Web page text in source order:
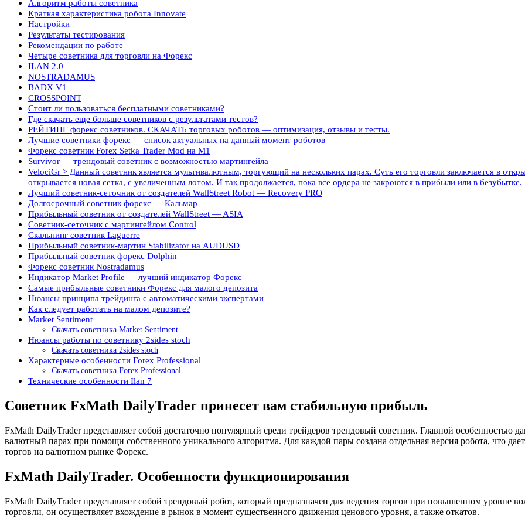
Алгоритм работы советника
Краткая характеристика робота Innovate
Настройки
Результаты тестирования
Рекомендации по работе
Четыре советника для торговли на Форекс
ILAN 2.0
NOSTRADAMUS
BADX V1
CROSSPOINT
Стоит ли пользоваться бесплатными советниками?
Где скачать еще больше советников с результатами тестов?
РЕЙТИНГ форекс советников. СКАЧАТЬ торговых роботов — оптимизация, отзывы и тесты.
Лучшие советники форекс — список актуальных на данный момент роботов
Форекс советник Forex Setka Trader Mod на М1
Survivor — трендовый советник с возможностью мартингейла
VelociGr > Данный советник является мультивалютным, торгующий на нескольких парах. Суть его торговли заключается в
открывается новая сетка, с увеличенным лотом. И так продолжается, пока все ордера не закроются в прибыли или в безубытке.
Лучший советник-сеточник от создателей WallStreet Robot — Recovery PRO
Долгосрочный советник форекс — Кальмар
Прибыльный советник от создателей WallStreet — ASIA
Советник-сеточник с мартингейлом Control
Скальпинг советник Laguerre
Прибыльный советник-мартин Stabilizator на AUDUSD
Прибыльный советник форекс Dolphin
Форекс советник Nostradamus
Индикатор Market Profile — лучший индикатор Форекс
Самые прибыльные советники Форекс для малого депозита
Нюансы принципа трейдинга с автоматическими экспертами
Как следует работать на малом депозите?
Market Sentiment
Скачать советника Market Sentiment
Нюансы работы по советнику 2sides stoch
Скачать советника 2sides stoch
Характерные особенности Forex Professional
Скачать советника Forex Professional
Технические особенности Ilan 7
Советник FxMath DailyTrader принесет вам стабильную прибыль
FxMath DailyTrader представляет собой достаточно популярный среди трейдеров трендовый советник. Главной особенностью
валютный парах при помощи собственного уникального алгоритма. Для каждой пары создана отдельная версия робота, что
торгов на валютном рынке Форекс.
FxMath DailyTrader. Особенности функционирования
FxMath DailyTrader представляет собой трендовый робот, который предназначен для ведения торгов при повышенном уровне
торговли, он осуществляет вхождение в рынок в момент существенного движения ценового уровня, а также откатов.